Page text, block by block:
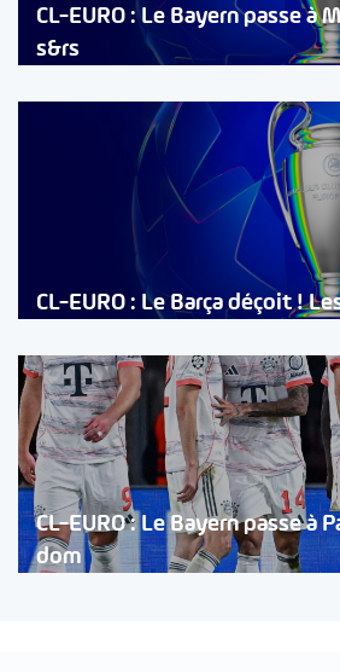
CL-EURO : Le Bayern passe à
s&rs
CL-EURO : Le Barça déçoit !
CL-EURO : Le Bayern passe à
dom